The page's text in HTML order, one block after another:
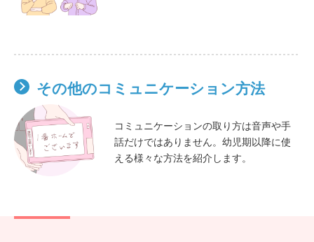
その他のコミュニケーション方法
コミュニケーションの取り方は音声や手
話だけではありません。幼児期以降に使
える様々な方法を紹介します。